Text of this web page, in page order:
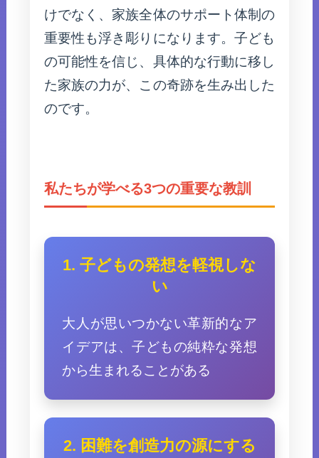
けでなく、家族全体のサポート体制の
重要性も浮き彫りになります。子ども
の可能性を信じ、具体的な行動に移し
た家族の力が、この奇跡を生み出した
のです。
私たちが学べる3つの重要な教訓
1. 子どもの発想を軽視しな
い
大人が思いつかない革新的なア
イデアは、子どもの純粋な発想
から生まれることがある
2. 困難を創造力の源にする